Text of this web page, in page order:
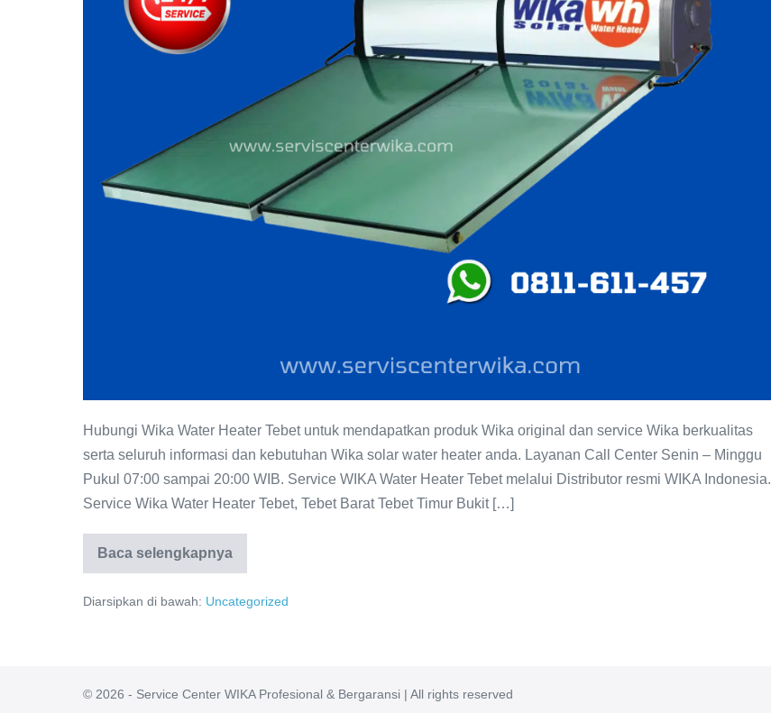
Indonesia
Hubungi Wika Water Heater Tebet untuk mendapatkan produk Wika original dan service Wika berkualitas
serta seluruh informasi dan kebutuhan Wika solar water heater anda. Layanan Call Center Senin – Minggu
Pukul 07:00 sampai 20:00 WIB. Service WIKA Water Heater Tebet melalui Distributor resmi WIKA Indonesia.
Service Wika Water Heater Tebet, Tebet Barat Tebet Timur Bukit […]
Baca selengkapnya
WIKA
Water
Tebet:
Diarsipkan di bawah: Uncategorized
© 2026 - Service Center WIKA Profesional & Bergaransi | All rights reserved